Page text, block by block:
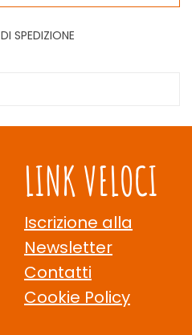
SPEDIZIONE
LINK VELOCI
Iscrizione alla
Newsletter
Contatti
Cookie Policy